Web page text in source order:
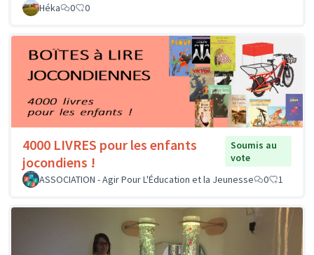
Héka 0 0
4000 LIVRES pour les enfants
jocondiens !
Soumis au
vote
ASSOCIATION - Agir Pour L'Éducation et la Jeunesse
0 1